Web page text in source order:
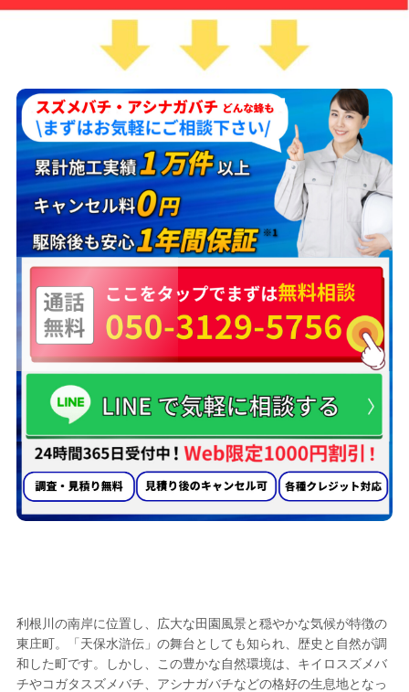
利根川の南岸に位置し、広大な田園風景と穏やかな気候が特徴の
東庄町。「天保水滸伝」の舞台としても知られ、歴史と自然が調
和した町です。しかし、この豊かな自然環境は、キイロスズメバ
チやコガタスズメバチ、アシナガバチなどの格好の生息地となっ